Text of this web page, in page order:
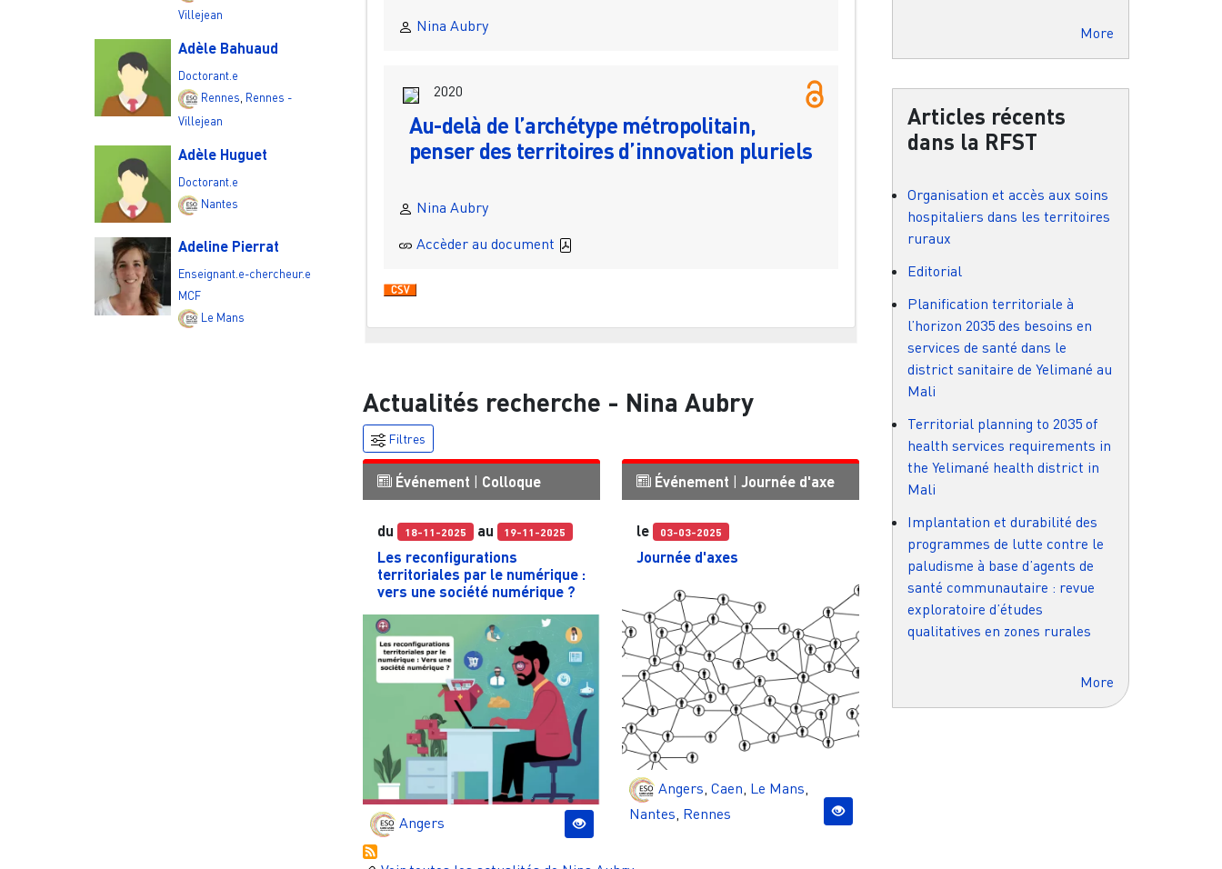
Villejean
Adèle Bahuaud
Doctorant.e
Rennes, Rennes -
Villejean
Adèle Huguet
Doctorant.e
Nantes
Adeline Pierrat
Enseignant.e-chercheur.e
MCF
Le Mans
Nina Aubry
2020
Au-delà de l’archétype métropolitain,
penser des territoires d’innovation pluriels
Nina Aubry
Accèder au document
Actualités recherche - Nina Aubry
Filtres
Événement | Colloque
du 18-11-2025 au 19-11-2025
Les reconfigurations
territoriales par le numérique :
vers une société numérique ?
Angers
Événement | Journée d'axe
le 03-03-2025
Journée d'axes
Angers Caen Le Mans
Nantes Rennes
More
Articles récents
dans la RFST
Organisation et accès aux soins
hospitaliers dans les territoires
ruraux
Editorial
Planification territoriale à
l’horizon 2035 des besoins en
services de santé dans le
district sanitaire de Yelimané au
Mali
Territorial planning to 2035 of
health services requirements in
the Yelimané health district in
Mali
Implantation et durabilité des
programmes de lutte contre le
paludisme à base d’agents de
santé communautaire : revue
exploratoire d’études
qualitatives en zones rurales
More